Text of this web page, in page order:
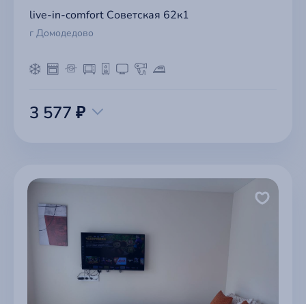
live-in-comfort Советская 62к1
г Домодедово
3 577 ₽